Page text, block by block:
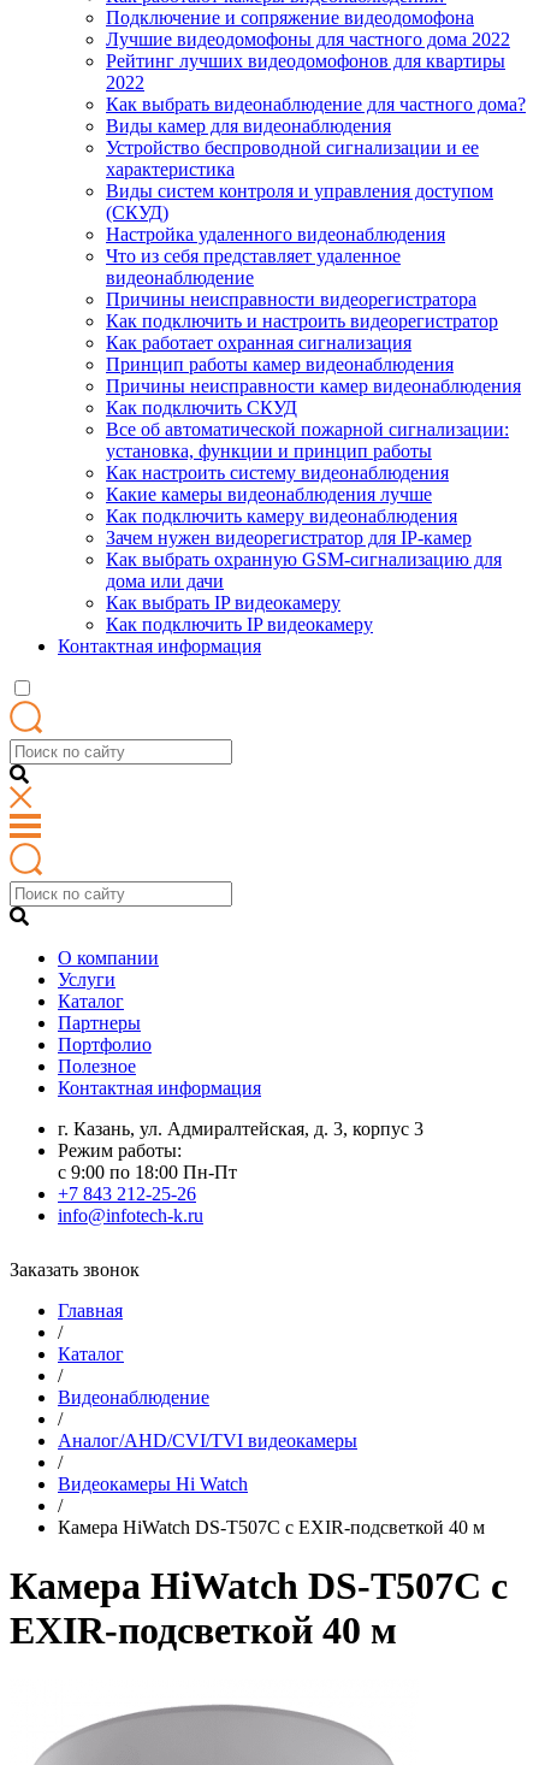
Подключение и сопряжение видеодомофона
Лучшие видеодомофоны для частного дома 2022
Рейтинг лучших видеодомофонов для квартиры
2022
Как выбрать видеонаблюдение для частного дома?
Виды камер для видеонаблюдения
Устройство беспроводной сигнализации и ее
характеристика
Виды систем контроля и управления доступом
(СКУД)
Настройка удаленного видеонаблюдения
Что из себя представляет удаленное
видеонаблюдение
Причины неисправности видеорегистратора
Как подключить и настроить видеорегистратор
Как работает охранная сигнализация
Принцип работы камер видеонаблюдения
Причины неисправности камер видеонаблюдения
Как подключить СКУД
Все об автоматической пожарной сигнализации:
установка, функции и принцип работы
Как настроить систему видеонаблюдения
Какие камеры видеонаблюдения лучше
Как подключить камеру видеонаблюдения
Зачем нужен видеорегистратор для IP-камер
Как выбрать охранную GSM-сигнализацию для
дома или дачи
Как выбрать IP видеокамеру
Как подключить IP видеокамеру
Контактная информация
О компании
Услуги
Каталог
Партнеры
Портфолио
Полезное
Контактная информация
г. Казань, ул. Адмиралтейская, д. 3, корпус 3
Режим работы:
с 9:00 по 18:00 Пн-Пт
+7 843 212-25-26
info@infotech-k.ru
Заказать звонок
Главная
/
Каталог
/
Видеонаблюдение
/
Аналог/AHD/CVI/TVI видеокамеры
/
Видеокамеры Hi Watch
/
Камера HiWatch DS-T507С с EXIR-подсветкой 40 м
Камера HiWatch DS-T507С с
EXIR-подсветкой 40 м